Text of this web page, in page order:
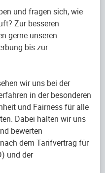
und fragen sich, wie
Zur besseren
gerne unseren
bis zur
wir uns bei der
in der besonderen
und Fairness für alle
Dabei halten wir uns
bewerten
dem Tarifvertrag für
und der